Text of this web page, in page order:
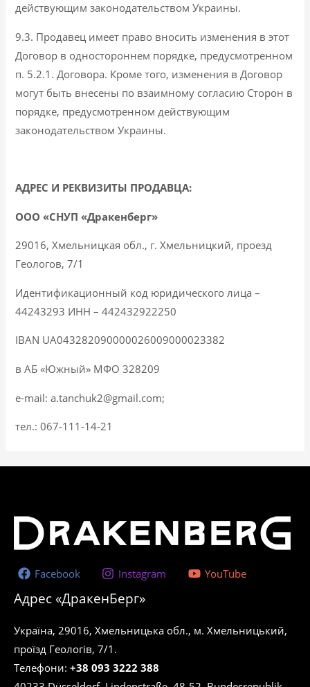
действующим законодательством Украины.
9.3. Продавец имеет право вносить изменения в этот
Договор в одностороннем порядке, предусмотренном
п. 5.2.1. Договора. Кроме того, изменения в Договор
могут быть внесены по взаимному согласию Сторон в
порядке, предусмотренном действующим
законодательством Украины.
АДРЕС И РЕКВИЗИТЫ ПРОДАВЦА:
ООО «СНУП «Дракенберг»
29016, Хмельницкая обл., г. Хмельницкий, проезд
Геологов, 7/1
Идентификационный код юридического лица –
44243293 ИНН – 442432922250
IBAN UA043282090000026009000023382
в АБ «Южный» МФО 328209
e-mail: a.tanchuk2@gmail.com;
тел.: 067-111-14-21
Facebook Instagram YouTube
Адрес «ДракенБерг»
Україна, 29016, Хмельницька обл., м. Хмельницький,
проїзд Геологів, 7/1.
Телефони: +38 093 3222 388